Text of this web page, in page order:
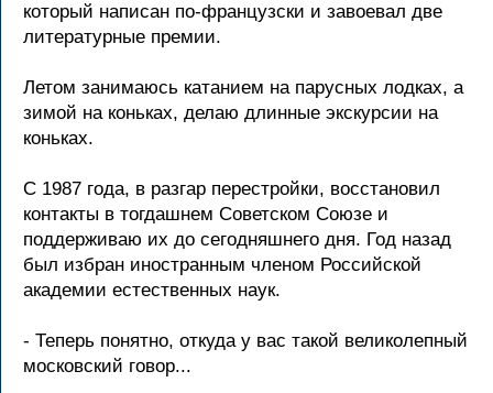
который написан по-французски и завоевал две
литературные премии.
Летом занимаюсь катанием на парусных лодках, а
зимой на коньках, делаю длинные экскурсии на
коньках.
С 1987 года, в разгар перестройки, восстановил
контакты в тогдашнем Советском Союзе и
поддерживаю их до сегодняшнего дня. Год назад
был избран иностранным членом Российской
академии естественных наук.
- Теперь понятно, откуда у вас такой великолепный
московский говор...